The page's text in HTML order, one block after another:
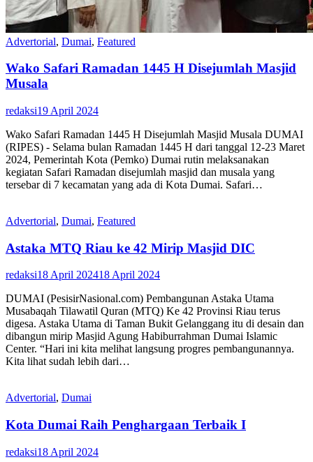
Advertorial, Dumai, Featured
Wako Safari Ramadan 1445 H Disejumlah Masjid
Musala
redaksi19 April 2024
Wako Safari Ramadan 1445 H Disejumlah Masjid Musala DUMAI
(RIPES) - Selama bulan Ramadan 1445 H dari tanggal 12-23 Maret
2024, Pemerintah Kota (Pemko) Dumai rutin melaksanakan
kegiatan Safari Ramadan disejumlah masjid dan musala yang
tersebar di 7 kecamatan yang ada di Kota Dumai. Safari…
Advertorial, Dumai, Featured
Astaka MTQ Riau ke 42 Mirip Masjid DIC
redaksi18 April 202418 April 2024
DUMAI (PesisirNasional.com) Pembangunan Astaka Utama
Musabaqah Tilawatil Quran (MTQ) Ke 42 Provinsi Riau terus
digesa. Astaka Utama di Taman Bukit Gelanggang itu di desain dan
dibangun mirip Masjid Agung Habiburrahman Dumai Islamic
Center. “Hari ini kita melihat langsung progres pembangunannya.
Kita lihat sudah lebih dari…
Advertorial, Dumai
Kota Dumai Raih Penghargaan Terbaik I
redaksi18 April 2024